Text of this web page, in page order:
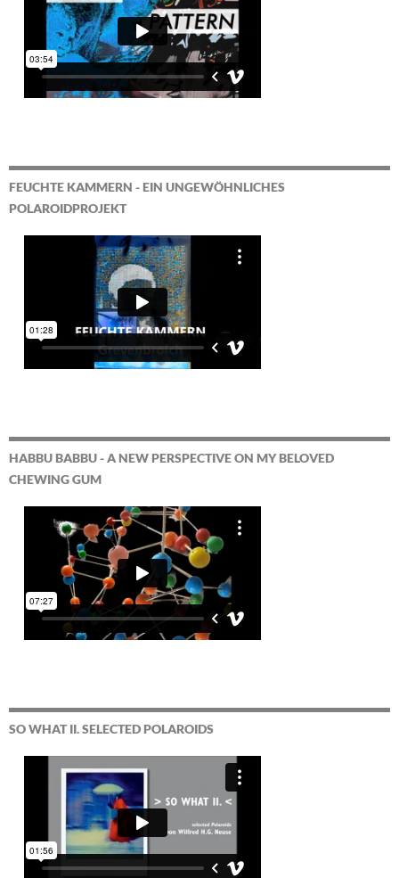
FEUCHTE KAMMERN - EIN UNGEWÖHNLICHES
POLAROIDPROJEKT
HABBU BABBU - A NEW PERSPECTIVE ON MY BELOVED
CHEWING GUM
SO WHAT II. SELECTED POLAROIDS